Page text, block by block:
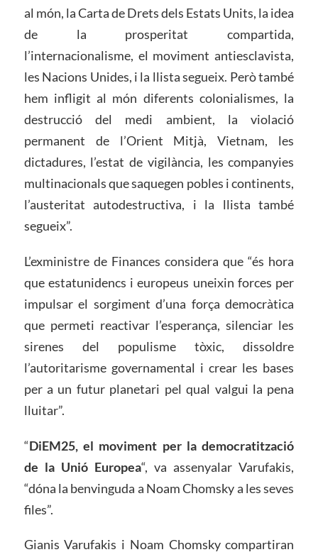
al món, la Carta de Drets dels Estats Units, la idea
de la prosperitat compartida,
l’internacionalisme, el moviment antiesclavista,
les Nacions Unides, i la llista segueix. Però també
hem infligit al món diferents colonialismes, la
destrucció del medi ambient, la violació
permanent de l’Orient Mitjà, Vietnam, les
dictadures, l’estat de vigilància, les companyies
multinacionals que saquegen pobles i continents,
l’austeritat autodestructiva, i la llista també
segueix”.
L’exministre de Finances considera que “és hora
que estatunidencs i europeus uneixin forces per
impulsar el sorgiment d’una força democràtica
que permeti reactivar l’esperança, silenciar les
sirenes del populisme tòxic, dissoldre
l’autoritarisme governamental i crear les bases
per a un futur planetari pel qual valgui la pena
lluitar”.
“DiEM25, el moviment per la democratització
de la Unió Europea“, va assenyalar Varufakis,
“dóna la benvinguda a Noam Chomsky a les seves
files”.
Gianis Varufakis i Noam Chomsky compartiran